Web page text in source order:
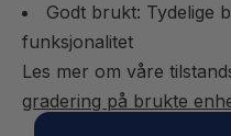
Godt brukt: Tydelige
funksjonalitet
Les mer om våre
gradering på brukte